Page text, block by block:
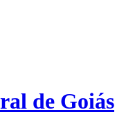
de Goiás